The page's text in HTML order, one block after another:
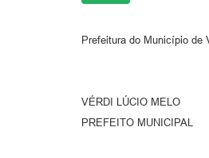
Prefeitura do Município de
VÉRDI LÚCIO MELO
PREFEITO MUNICIPAL